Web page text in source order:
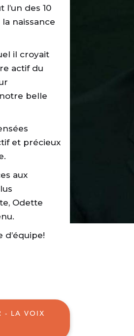
l’un des 10
naissance
il croyait
actif du
belle
et précieux
aux
Odette
- LA VOIX